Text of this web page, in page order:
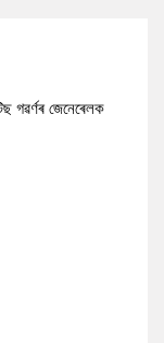
গৱৰ্ণৰ জেনেৰেলক